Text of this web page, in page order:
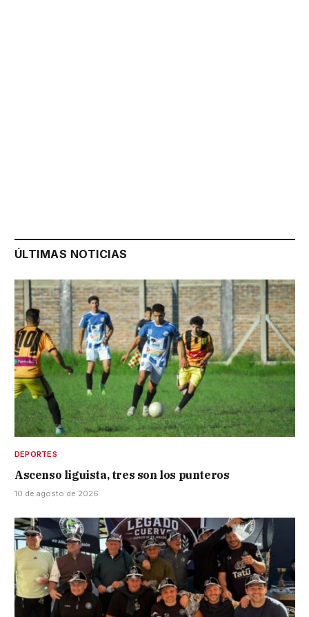
ÚLTIMAS NOTICIAS
DEPORTES
Ascenso liguista, tres son los punteros
10 de agosto de 2026